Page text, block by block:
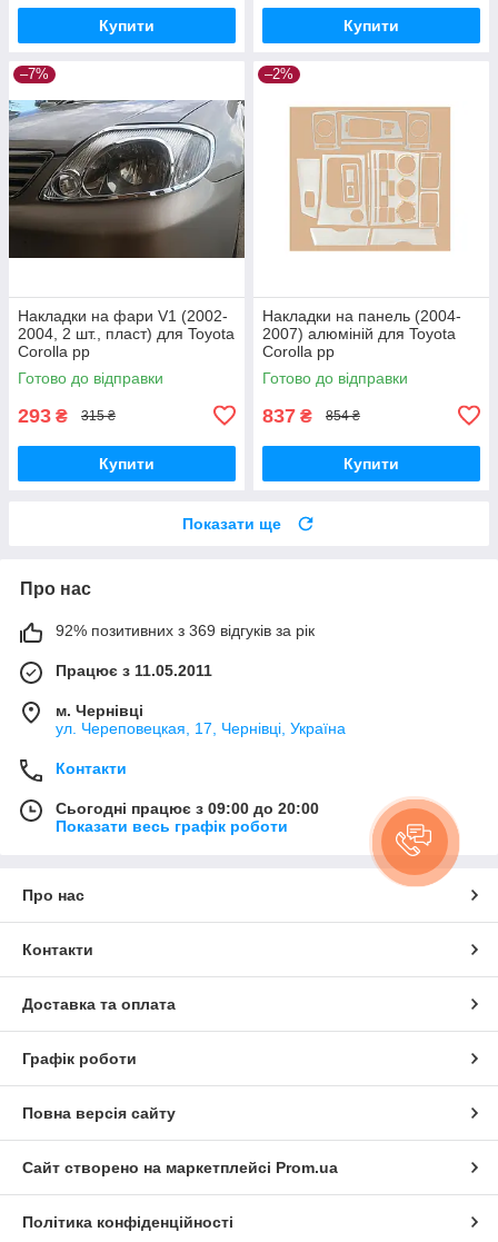
Купити Купити
–7%
Накладки на фари V1 (2002-
2004, 2 шт., пласт) для Toyota
Corolla рр
Готово до відправки
293 ₴ 315 ₴
Купити
–2%
Накладки на панель (2004-
2007) алюміній для Toyota
Corolla рр
Готово до відправки
837 ₴ 854 ₴
Купити
Показати ще
Про нас
92% позитивних з 369 відгуків за рік
Працює з 11.05.2011
м. Чернівці
ул. Череповецкая, 17, Чернівці, Україна
Контакти
Сьогодні працює з 09:00 до 20:00
Показати весь графік роботи
Про нас
Контакти
Доставка та оплата
Графік роботи
Повна версія сайту
Сайт створено на маркетплейсі Prom.ua
Політика конфіденційності